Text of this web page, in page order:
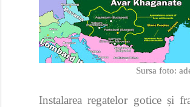
Sursa foto:
Instalarea regatelor gotice și